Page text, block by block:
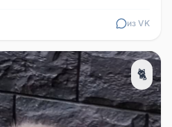
из VK
🐈